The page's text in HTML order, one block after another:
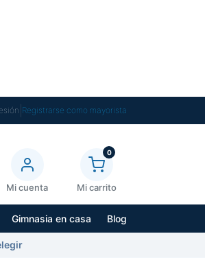
Registrarse como mayorista
Mi cuenta
0
Mi carrito
Gimnasia en casa Blog